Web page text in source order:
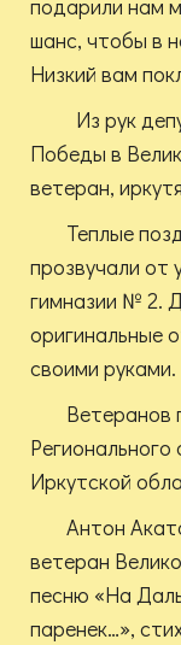
подарили нам
шанс, чтобы в
Низкий вам
Из рук
Победы в
ветеран,
Теплые
прозвучали
гимназии № 2.
оригинальные
своими руками.
Ветеранов
Иркутской
Антон
ветеран
песню «На
паренек…»,